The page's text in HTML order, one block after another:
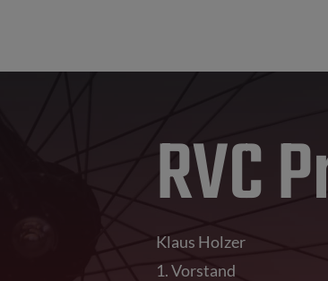
RVC
Klaus Holzer
1. Vorstand